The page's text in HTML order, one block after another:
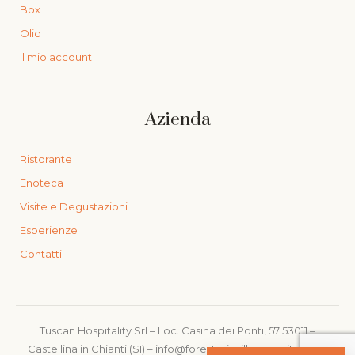
Box
Olio
Il mio account
Azienda
Ristorante
Enoteca
Visite e Degustazioni
Esperienze
Contatti
Tuscan Hospitality Srl – Loc. Casina dei Ponti, 57 53011 –
Castellina in Chianti (SI) – info@foresteriavillacerna.it – PIVA